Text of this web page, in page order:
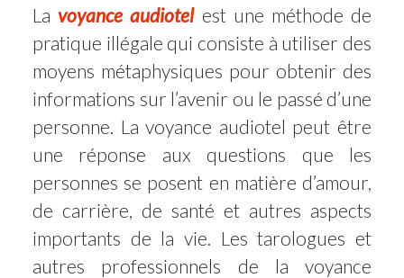
Lavoyance audiotelest une méthode de
pratique illégale qui consiste à utiliser des
moyens métaphysiques pour obtenir des
informations sur l’avenir ou le passé d’une
personne. La voyance audiotel peut être
une réponse aux questions que les
personnes se posent en matière d’amour,
de carrière, de santé et autres aspects
importants de la vie. Les tarologues et
autres professionnels de la voyance